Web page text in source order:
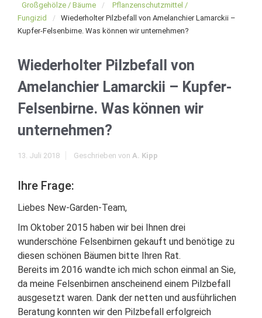
Großgehölze / Bäume
Pflanzenschutzmittel /
Fungizid
Wiederholter Pilzbefall von Amelanchier Lamarckii –
Kupfer-Felsenbirne. Was können wir unternehmen?
Wiederholter Pilzbefall von
Amelanchier Lamarckii – Kupfer-
Felsenbirne. Was können wir
unternehmen?
13. Juli 2018 Geschrieben von A. Kipp
Ihre Frage:
Liebes New-Garden-Team,
Im Oktober 2015 haben wir bei Ihnen drei
wunderschöne Felsenbirnen gekauft und benötige zu
diesen schönen Bäumen bitte Ihren Rat.
Bereits im 2016 wandte ich mich schon einmal an Sie,
da meine Felsenbirnen anscheinend einem Pilzbefall
ausgesetzt waren. Dank der netten und ausführlichen
Beratung konnten wir den Pilzbefall erfolgreich